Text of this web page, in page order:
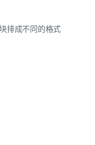
排成不同的格式